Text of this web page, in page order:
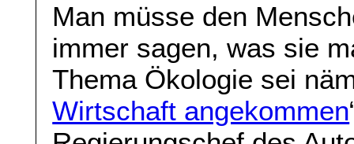
Man müsse den
immer sagen, was sie
Thema Ökologie sei
Wirtschaft angekommen